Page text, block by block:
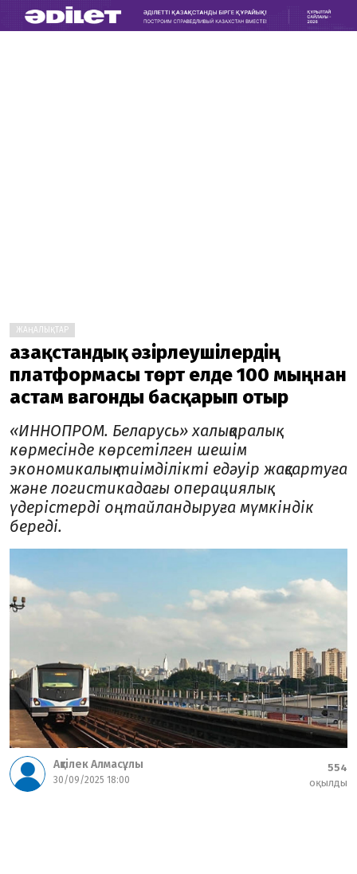
ЖАҢАЛЫҚТАР
Қазақстандық әзірлеушілердің
платформасы төрт елде 100 мыңнан
астам вагонды басқарып отыр
«ИННОПРОМ. Беларусь» халықаралық
көрмесінде көрсетілген шешім
экономикалық тиімділікті едәуір жақсартуға
және логистикадағы операциялық
үдерістерді оңтайландыруға мүмкіндік
береді.
Ақтілек Алмасұлы
30/09/2025 18:00
554
оқылды